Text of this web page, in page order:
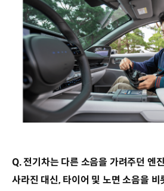
Q. 전기차는 다른 소음을 가려주던 엔
사라진 대신, 타이어 및 노면 소음을